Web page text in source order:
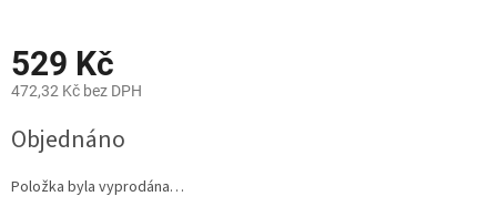
529 Kč
472,32 Kč bez DPH
cena:
Objednáno
Položka byla vyprodána…